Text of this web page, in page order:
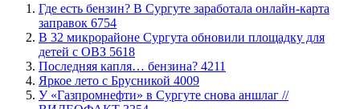
​Где есть бензин? В Сургуте заработала онлайн-карта
заправок 6754
В 32 микрорайоне Сургута обновили площадку для
детей с ОВЗ 5618
​Последняя капля… бензина? 4211
Яркое лето с Брусникой 4009
У «Газпромнефти» в Сургуте снова аншлаг //